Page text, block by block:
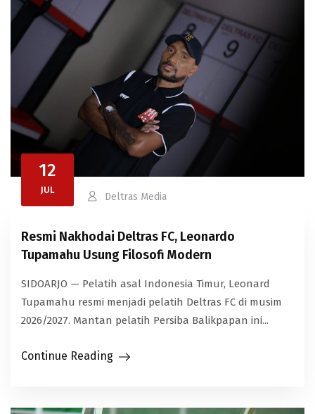
12
JUL
Deltras Media
Resmi Nakhodai Deltras FC, Leonardo
Tupamahu Usung Filosofi Modern​
SIDOARJO — Pelatih asal Indonesia Timur, Leonard
Tupamahu resmi menjadi pelatih Deltras FC di musim
2026/2027. Mantan pelatih Persiba Balikpapan ini...
Continue Reading